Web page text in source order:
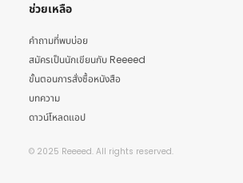
ช่วยเหลือ
คำถามที่พบบ่อย
สมัครเป็นนักเขียนกับ Reeeed
ขั้นตอนการสั่งซื้อหนังสือ
บทความ
ดาวน์โหลดแอป
© 2025 Reeeed. All rights reserved.